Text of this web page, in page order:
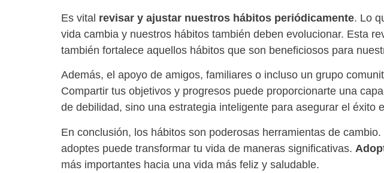
Es vital revisar y ajustar nuestros hábitos periódicamente. Lo
vida cambia y nuestros hábitos también deben evolucionar. Esta
también fortalece aquellos hábitos que son beneficiosos para
Además, el apoyo de amigos, familiares o incluso un grupo
Compartir tus objetivos y progresos puede proporcionarte una
de debilidad, sino una estrategia inteligente para asegurar el éxito
En conclusión, los hábitos son poderosas herramientas de
adoptes puede transformar tu vida de maneras significativas.
más importantes hacia una vida más feliz y saludable.